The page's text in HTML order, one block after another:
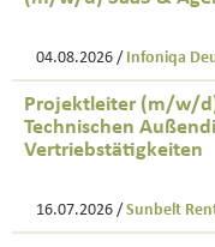
04.08.2026 / Infoniqa
Projektleiter (m/w/
Technischen
Vertriebstätigkeiten
16.07.2026 / Sunbelt